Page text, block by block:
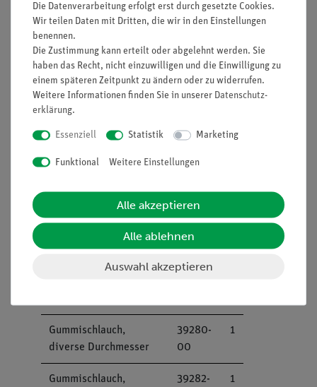
Widerstand 5 Ohm 5%,
2 W, Gehäuse G1
06055-
1
Widerstand 2 Ohm 5%,
2 W, Gehäuse G1
06055-
20
1
Widerstand 1 Ohm 2%,
2 W, Gehäuse G1
10
Kurzschlussstecker,
06027-
Gasbar
40466-
00
1
Messzylinder,
36629-
Gummischlauch,
diverse Durchmesser
39280-
00
1
Gummischlauch,
39282-
1
Die Datenverarbeitung erfolgt erst durch gesetzte Cookies.
Wir teilen Daten mit Dritten, die wir in den Einstellungen
benennen.
Die Zustimmung kann erteilt oder abgelehnt werden. Sie
haben das Recht, nicht einzuwilligen und die Einwilligung zu
einem späteren Zeitpunkt zu ändern oder zu widerrufen.
Weitere Informationen finden Sie in unserer Daten­schutz­
erklärung.
Essenziell Statistik Marketing
Funktional Weitere Einstellungen
Alle akzeptieren
Alle ablehnen
Auswahl akzeptieren